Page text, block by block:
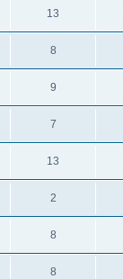
13
8
9
7
13
2
8
8